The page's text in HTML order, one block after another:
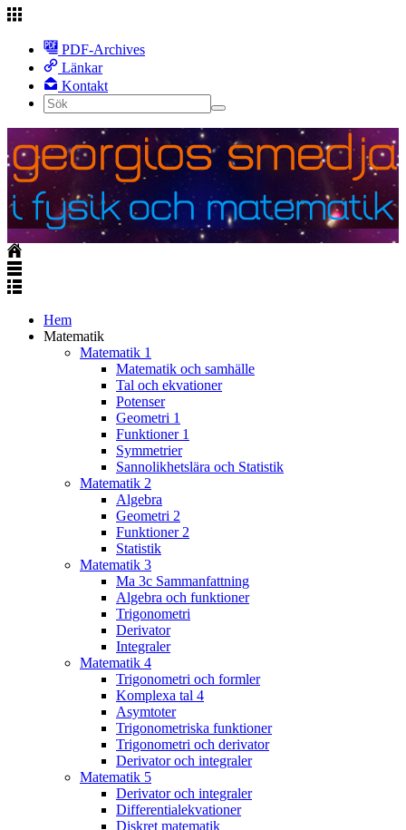
PDF-Archives
Länkar
Kontakt
Hem
Matematik
Matematik 1
Matematik och samhälle
Tal och ekvationer
Potenser
Geometri 1
Funktioner 1
Symmetrier
Sannolikhetslära och Statistik
Matematik 2
Algebra
Geometri 2
Funktioner 2
Statistik
Matematik 3
Ma 3c Sammanfattning
Algebra och funktioner
Trigonometri
Derivator
Integraler
Matematik 4
Trigonometri och formler
Komplexa tal 4
Asymtoter
Trigonometriska funktioner
Trigonometri och derivator
Derivator och integraler
Matematik 5
Derivator och integraler
Differentialekvationer
Diskret matematik